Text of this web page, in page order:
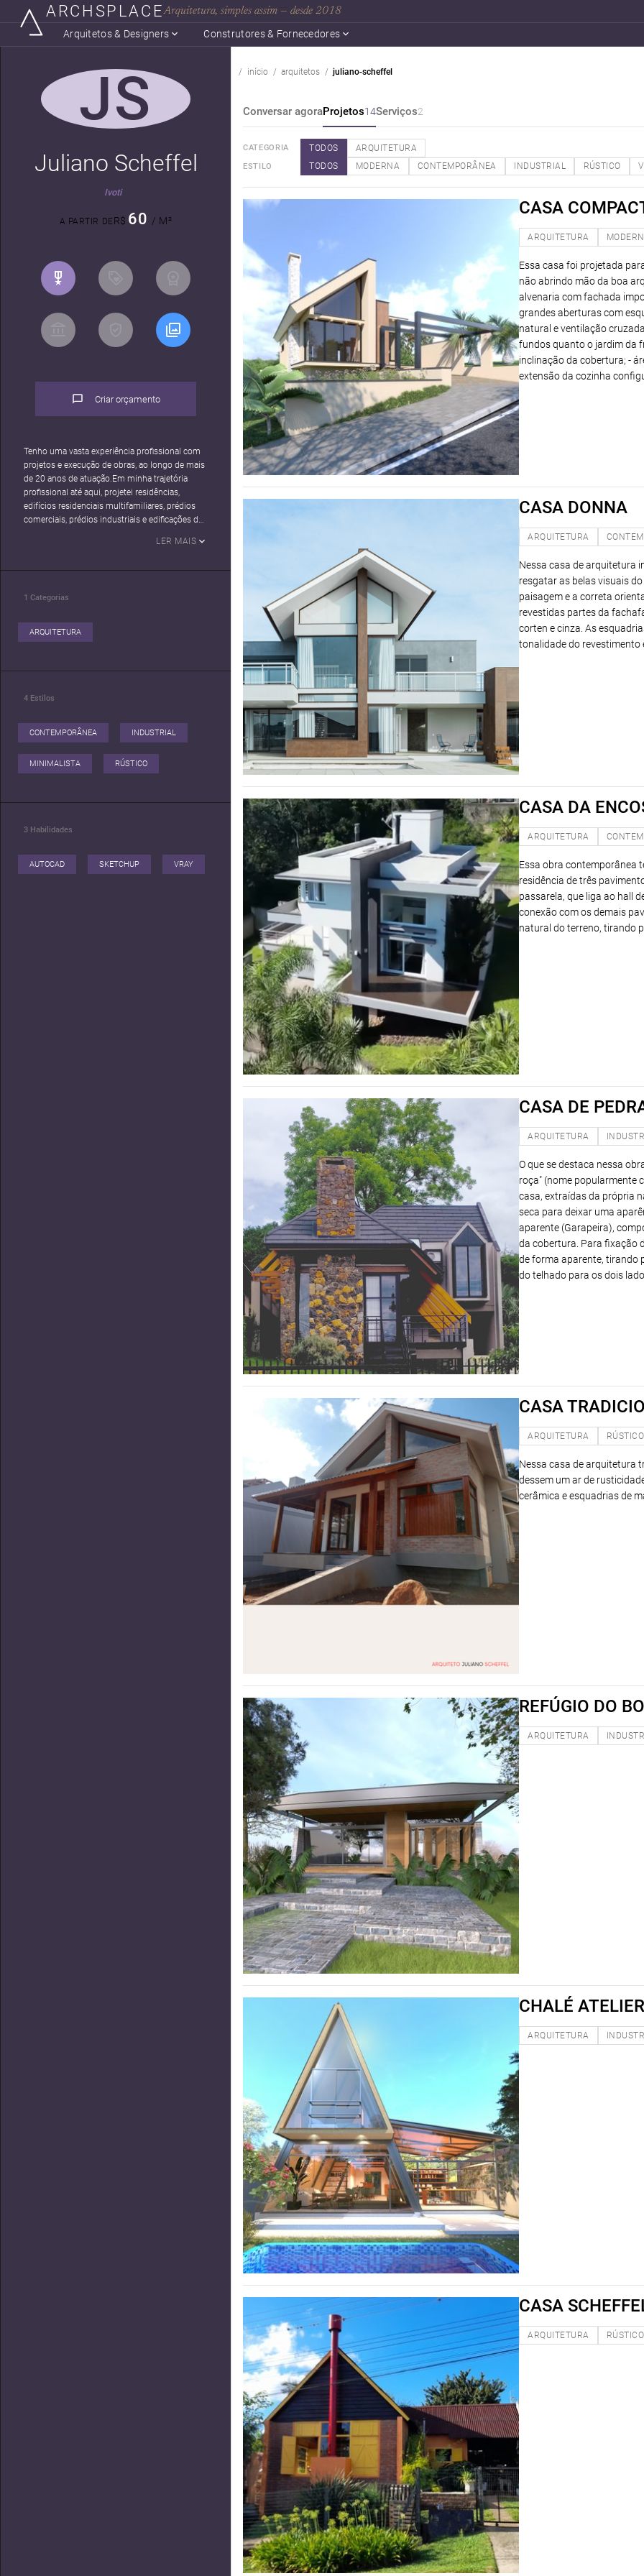
ARCHSPLACEArquitetura, simples assim — desde 2018
Arquitetos & Designers Construtores & Fornecedores
JS
Juliano Scheffel
Ivoti
A PARTIR DER$ 60 / M²
Criar orçamento
Tenho uma vasta experiência profissional com
projetos e execução de obras, ao longo de mais
de 20 anos de atuação.Em minha trajetória
profissional até aqui, projetei residências,
edifícios residenciais multifamiliares, prédios
comerciais, prédios industriais e edificações dos
mim deve atender as necessidades de cada
fizesse para mim, mas personalizado ao cliente.
LER MAIS
1 Categorias
ARQUITETURA
4 Estilos
CONTEMPORÂNEA INDUSTRIAL
MINIMALISTA RÚSTICO
3 Habilidades
AUTOCAD SKETCHUP VRAY
início arquitetos juliano-scheffel
Conversar agoraProjetos14Serviços2
CATEGORIA TODOS ARQUITETURA
ESTILO TODOS MODERNA CONTEMPORÂNEA INDUSTRIAL RÚSTICO
CASA
ARQUITETURA
Essa casa foi projetada
não abrindo mão da boa
alvenaria com fachada
grandes aberturas com
natural e ventilação
fundos quanto o jardim da
inclinação da cobertura; -
extensão da cozinha
CASA DONNA
ARQUITETURA
Nessa casa de arquitetura
resgatar as belas visuais
paisagem e a correta
revestidas partes da
corten e cinza. As
tonalidade do
CASA DA
ARQUITETURA
Essa obra contemporânea
residência de três
passarela, que liga ao hall
conexão com os demais
natural do terreno, tirando
CASA DE
ARQUITETURA
O que se destaca nessa
roça" (nome popularmente
casa, extraídas da própria
seca para deixar uma
aparente (Garapeira),
da cobertura. Para fixação
de forma aparente, tirando
do telhado para os dois
CASA
ARQUITETURA RÚSTICO
Nessa casa de arquitetura
dessem um ar de
cerâmica e esquadrias de
REFÚGIO DO
ARQUITETURA
CHALÉ ATELIER
ARQUITETURA
CASA
ARQUITETURA RÚSTICO